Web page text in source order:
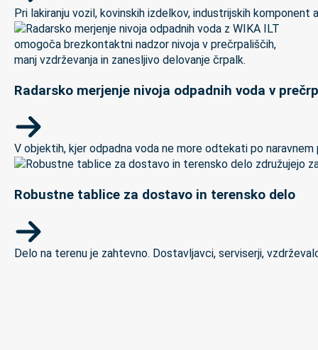
Pri lakiranju vozil, kovinskih izdelkov, industrijskih
Radarsko merjenje nivoja odpadnih voda v
V objektih, kjer odpadna voda ne more odtekati po
Robustne tablice za dostavo in terensko delo
Delo na terenu je zahtevno. Dostavljavci, serviserji,